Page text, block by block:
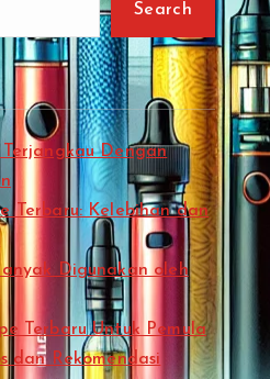
Search
Dengan
Terbaru: Kelebihan dan
Digunakan oleh
Terbaru Untuk Pemula
dan Rekomendasi